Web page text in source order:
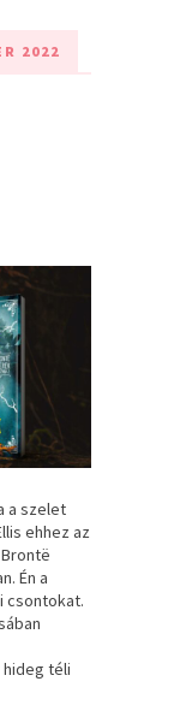
2022
a szelet
ehhez az
Én a
csontokat.
téli